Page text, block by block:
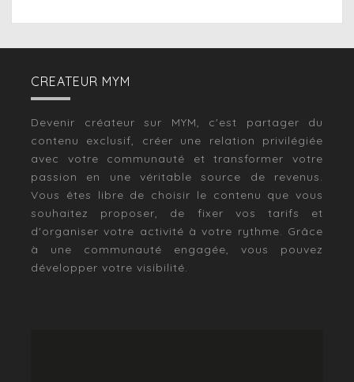
CREATEUR MYM
Devenir créateur sur MYM, c'est partager du
contenu exclusif, créer une relation privilégiée
avec votre communauté et transformer votre
passion en une véritable source de revenus.
Vous êtes libre de choisir le contenu que vous
souhaitez proposer, de fixer vos tarifs et
d'organiser votre activité à votre rythme. Grâce
à une communauté engagée, vous pouvez
développer votre visibilité.